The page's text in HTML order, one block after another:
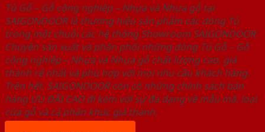
Tủ Gỗ – Gỗ công nghiêp – Nhựa và Nhựa gỗ tại
SAIGONDOOR là thương hiệu sản phẩm các dòng Tủ
trong một chuỗi các hệ thống Showroom SAIGONDOOR.
Chuyên sản xuất và phân phối những dòng Tủ Gỗ – Gỗ
công nghiêp – Nhựa và Nhựa gỗ chất lượng cao, giá
thành rẻ nhất và phù hợp với mọi nhu cầu khách hàng.
Trên hết, SAIGONDOOR còn có những chính sách bán
hàng ƯU ĐÃI CAO đi kèm với sự đa dạng về mẫu mã, loại
cửa gỗ và cả phân khúc giá thành.